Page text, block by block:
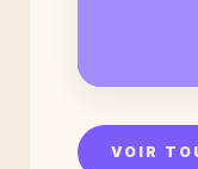
VOIR